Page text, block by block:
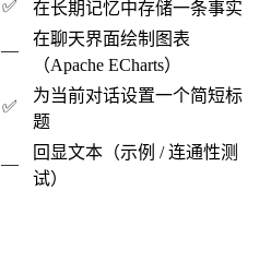
✅ 在长期记忆中存储一条事实
—
在聊天界面绘制图表
（Apache ECharts）
✅
为当前对话设置一个简短标
题
—
回显文本（示例 / 连通性测
试）